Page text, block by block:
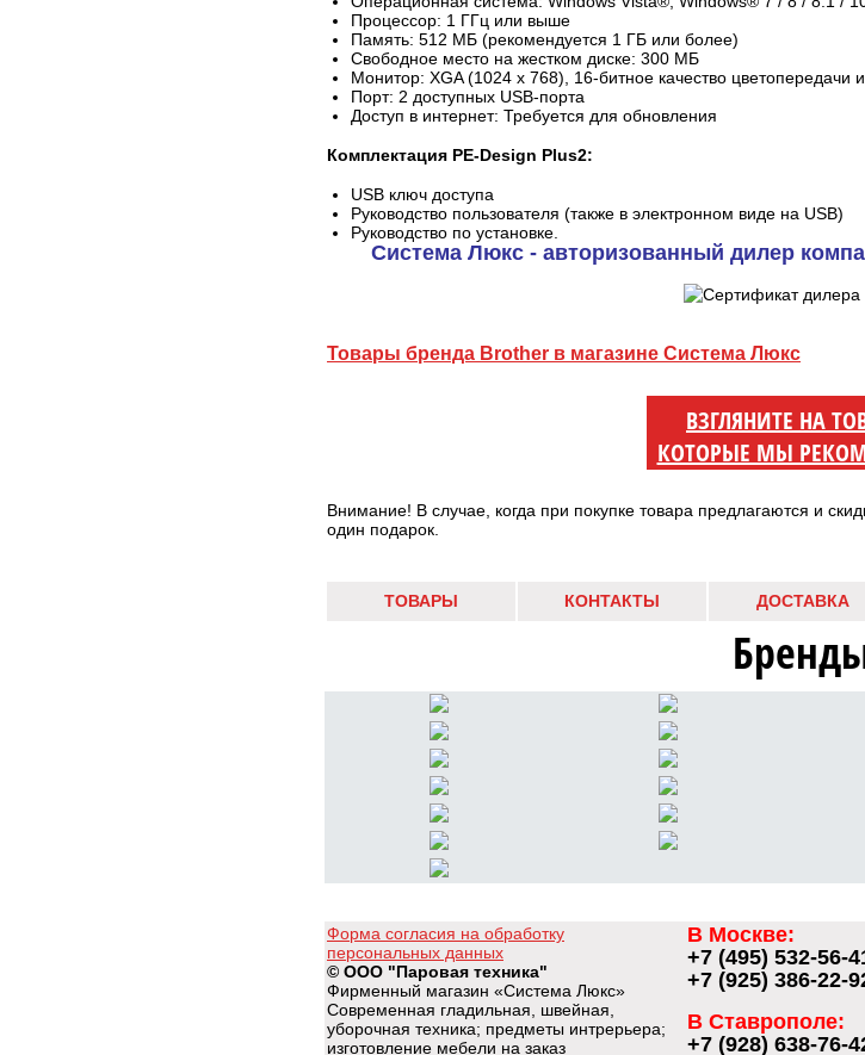
Процессор: 1 ГГц или выше
Память: 512 МБ (рекомендуется 1 ГБ или более)
Свободное место на жестком диске: 300 МБ
Монитор: XGA (1024 x 768), 16-битное качество цветопередачи
Порт: 2 доступных USB-порта
Доступ в интернет: Требуется для обновления
Комплектация PE-Design Plus2:
USB ключ доступа
Руководство пользователя (также в электронном виде на USB)
Руководство по установке.
Система Люкс - авторизованный дилер
Товары бренда Brother в магазине Система Люкс
ВЗГЛЯНИТЕ НА
КОТОРЫЕ МЫ
Внимание! В случае, когда при покупке товара предлагаются и
один подарок.
ТОВАРЫ КОНТАКТЫ ДОСТАВКА
Форма согласия на обработку
персональных данных
© ООО "Паровая техника"
Фирменный магазин «Система Люкс»
Современная гладильная, швейная,
уборочная техника; предметы интрерьера;
изготовление мебели на заказ
В Москве:
+7 (495) 532-56-
+7 (925) 386-22-
В Ставрополе:
+7 (928) 638-76-